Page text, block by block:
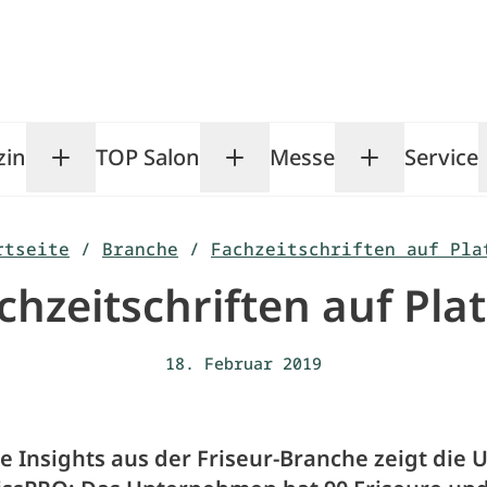
Toggle Magazin submenu
TOP Salon Toggle TOP Salon
Messe ToggleService
/ Branche / Fachzeitschriften auf
auf
18. Februar 2019
Insights aus der Friseur-Branche zeigt die